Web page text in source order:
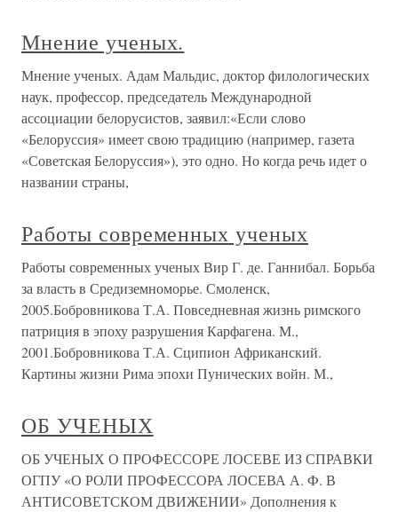
Мнение ученых.
Мнение ученых. Адам Мальдис, доктор филологических
наук, профессор, председатель Международной
ассоциации белорусистов, заявил:«Если слово
«Белоруссия» имеет свою традицию (например, газета
«Советская Белоруссия»), это одно. Но когда речь идет о
названии страны,
Работы современных ученых
Работы современных ученых Вир Г. де. Ганнибал. Борьба
за власть в Средиземноморье. Смоленск,
2005.Бобровникова Т.А. Повседневная жизнь римского
патриция в эпоху разрушения Карфагена. М.,
2001.Бобровникова Т.А. Сципион Африканский.
Картины жизни Рима эпохи Пунических войн. М.,
ОБ УЧЕНЫХ
ОБ УЧЕНЫХ О ПРОФЕССОРЕ ЛОСЕВЕ ИЗ СПРАВКИ
ОГПУ «О РОЛИ ПРОФЕССОРА ЛОСЕВА А. Ф. В
АНТИСОВЕТСКОМ ДВИЖЕНИИ» Дополнения к